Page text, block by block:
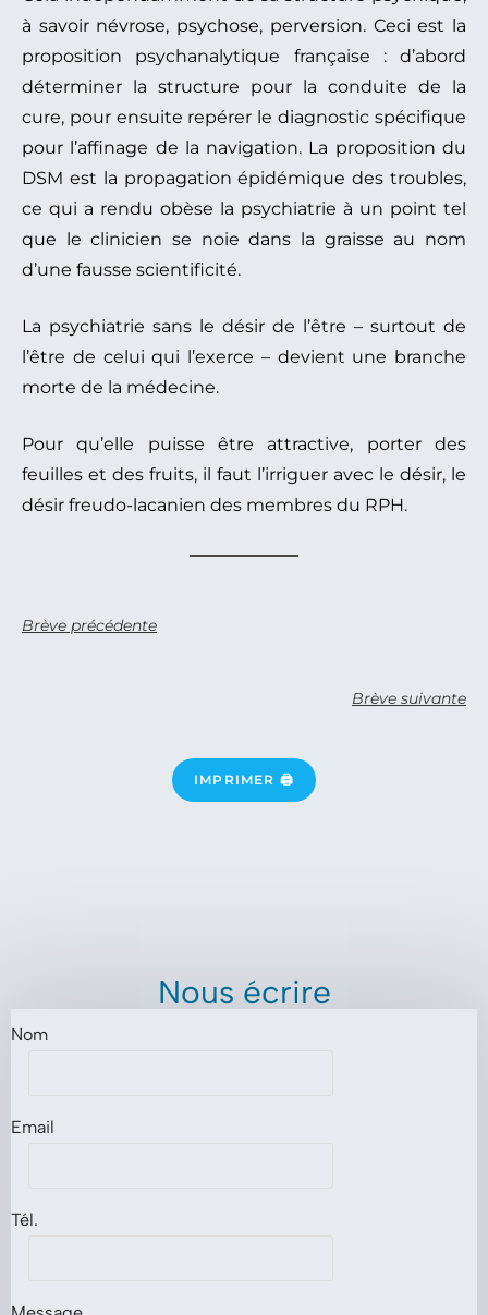
à savoir névrose, psychose, perversion. Ceci est la
proposition psychanalytique française : d’abord
déterminer la structure pour la conduite de la
cure, pour ensuite repérer le diagnostic spécifique
pour l’affinage de la navigation. La proposition du
DSM est la propagation épidémique des troubles,
ce qui a rendu obèse la psychiatrie à un point tel
que le clinicien se noie dans la graisse au nom
d’une fausse scientificité.
La psychiatrie sans le désir de l’être – surtout de
l’être de celui qui l’exerce – devient une branche
morte de la médecine.
Pour qu’elle puisse être attractive, porter des
feuilles et des fruits, il faut l’irriguer avec le désir, le
désir freudo-lacanien des membres du RPH.
Brève précédente
Brève suivante
IMPRIMER 🖨
Nous écrire
Nom
Email
Tél.